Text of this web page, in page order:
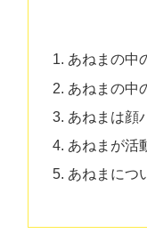
あねまの中
あねまの中
あねまは顔
あねまが活
あねまにつ